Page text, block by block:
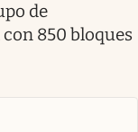
de
850 bloques